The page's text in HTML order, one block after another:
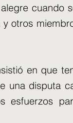
cuando
otros
en que
una disputa
esfuerzos